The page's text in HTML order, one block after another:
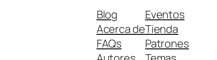
Blog
Acerca de
FAQs
Eventos
Tienda
Patrones